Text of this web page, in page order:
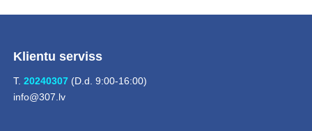
Klientu serviss
T. 20240307(D.d. 9:00-16:00)
info@307.lv